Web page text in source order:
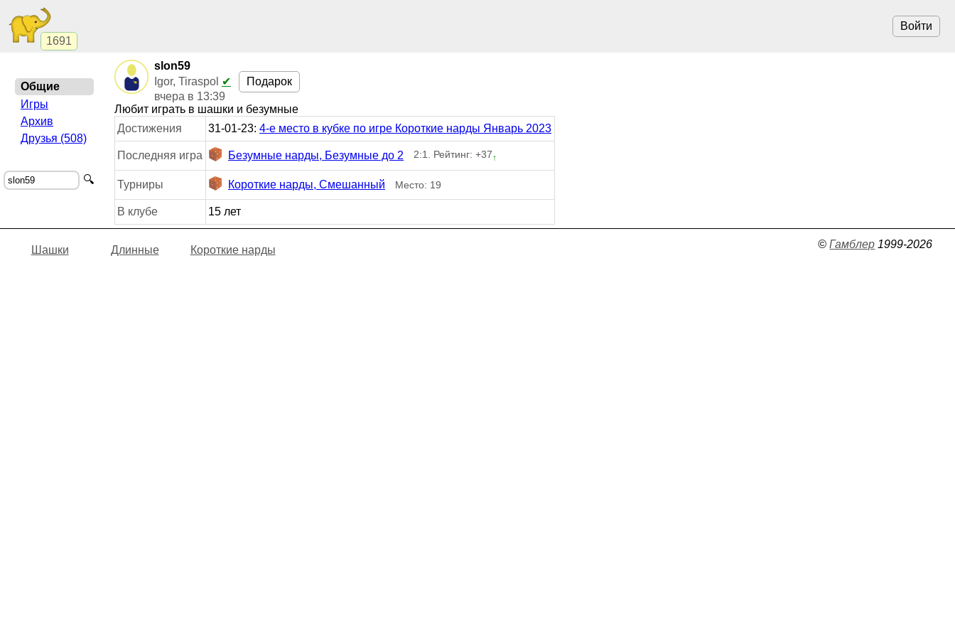
1691
Войти
slon59
Igor, Tiraspol ✔
вчера в 13:39
Подарок
Любит играть в шашки и безумные
Достижения
31-01-23:4-е место в кубке по игре Короткие нарды Январь 2023
Последняя игра Безумные нарды, Безумные до 2 2:1. Рейтинг: +37↑
Турниры Короткие нарды, Смешанный Место: 19
В клубе 15 лет
Общие
Игры
Архив
Друзья (508)
🔍
Шашки Длинные Короткие нарды ©Гамблер 1999-2026